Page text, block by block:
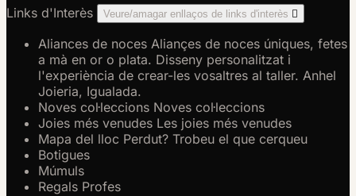
Links d'Interès Veure/amagar enllaços de links d'interès 
Aliances de noces Aliançes de noces úniques, fetes
a mà en or o plata. Disseny personalitzat i
l'experiència de crear-les vosaltres al taller. Anhel
Joieria, Igualada.
Noves col·leccions Noves col·leccions
Joies més venudes Les joies més venudes
Mapa del lloc Perdut? Trobeu el que cerqueu
Botigues
Múmuls
Regals Profes